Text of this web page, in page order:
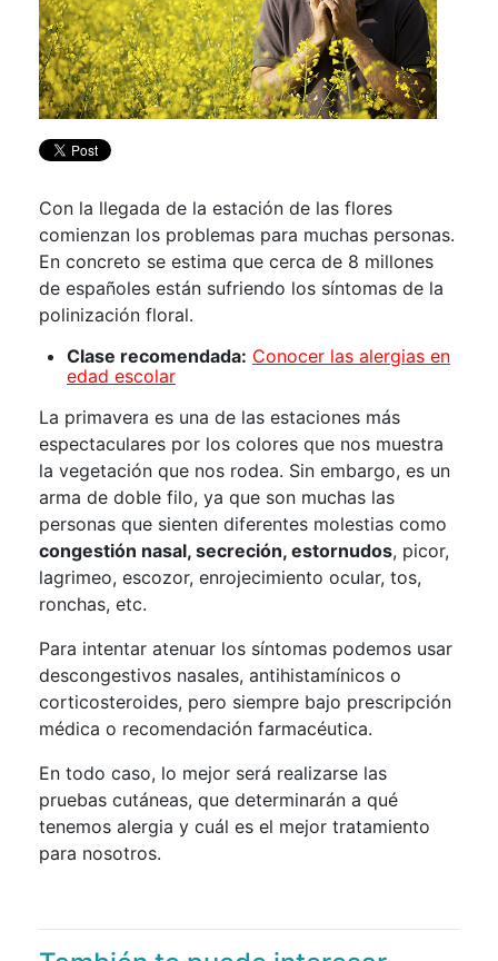
Con la llegada de la estación de las flores
comienzan los problemas para muchas personas.
En concreto se estima que cerca de 8 millones
de españoles están sufriendo los síntomas de la
polinización floral.
Clase recomendada: Conocer las alergias en
edad escolar
La primavera es una de las estaciones más
espectaculares por los colores que nos muestra
la vegetación que nos rodea. Sin embargo, es un
arma de doble filo, ya que son muchas las
personas que sienten diferentes molestias como
congestión nasal, secreción, estornudos, picor,
lagrimeo, escozor, enrojecimiento ocular, tos,
ronchas, etc.
Para intentar atenuar los síntomas podemos usar
descongestivos nasales, antihistamínicos o
corticosteroides, pero siempre bajo prescripción
médica o recomendación farmacéutica.
En todo caso, lo mejor será realizarse las
pruebas cutáneas, que determinarán a qué
tenemos alergia y cuál es el mejor tratamiento
para nosotros.